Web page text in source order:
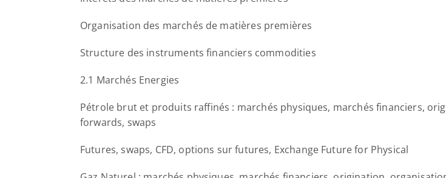
Organisation des marchés de matières premières
Structure des instruments financiers commodities
2.1 Marchés Energies
Pétrole brut et produits raffinés : marchés physiques, marchés financiers,
forwards, swaps
Futures, swaps, CFD, options sur futures, Exchange Future for Physical